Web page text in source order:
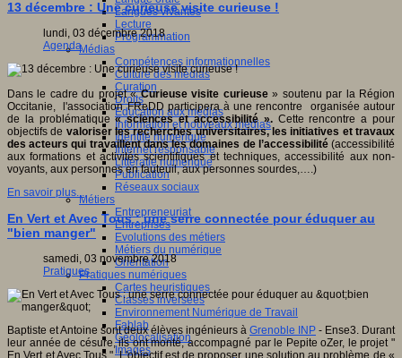
Langues vivantes
Lecture
Programmation
Médias
Compétences informationnelles
Culture des médias
Curation
Droits
Education aux médias
Information et nouveaux médias
Identité numérique
Internet responsable
Littératie numérique
Publication
Réseaux sociaux
Métiers
Entrepreneuriat
Entreprises
Evolutions des métiers
Métiers du numérique
Orientation
Pratiques numériques
Cartes heuristiques
Classes inversées
Environnement Numérique de Travail
Fablab
Géolocalisation
Images
13 décembre : Une curieuse visite curieuse !
lundi, 03 décembre 2018
Agenda
Dans le cadre du projet «Curieuse visite curieuse» soutenu par la Région
Occitanie, l'association FReDD participera à une rencontre organisée autour
de la problématique« sciences et accessibilité ». Cette rencontre a pour
objectifs de valoriser les recherches universitaires, les initiatives et travaux
des acteurs qui travaillent dans les domaines de l’accessibilité(accessibilité
aux formations et activités scientifiques et techniques, accessibilité aux non-
voyants, aux personnes en fauteuil, aux personnes sourdes,….)
En savoir plus...
En Vert et Avec Tous : une serre connectée pour éduquer au
"bien manger"
samedi, 03 novembre 2018
Pratiques
Baptiste et Antoine sont deux élèves ingénieurs à Grenoble INP - Ense3. Durant
leur année de césure, ils ont monté, accompagné par le Pepite oZer, le projet "